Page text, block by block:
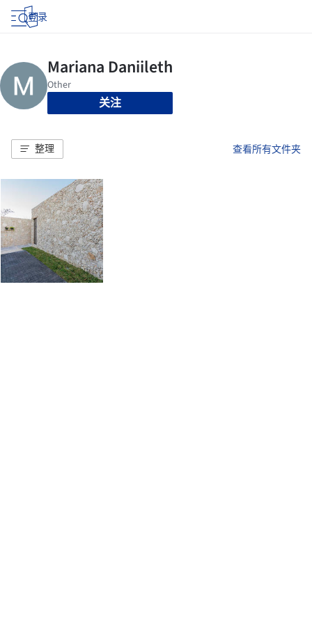
登录
关注
整理 查看所有文件夹